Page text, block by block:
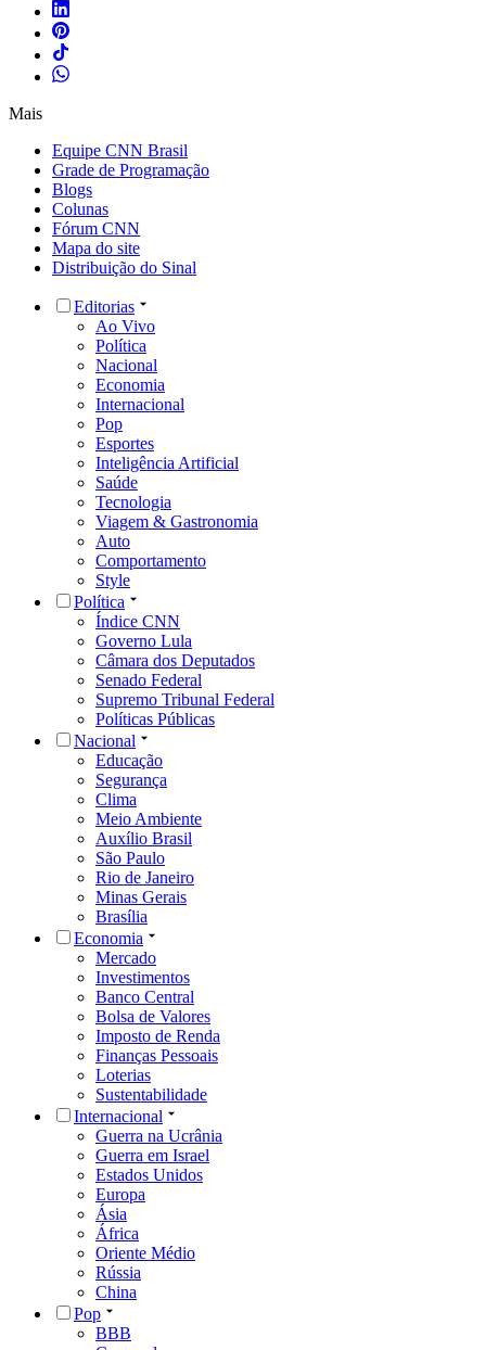
Mais
Equipe CNN Brasil
Grade de Programação
Blogs
Colunas
Fórum CNN
Mapa do site
Distribuição do Sinal
Editorias
Ao Vivo
Política
Nacional
Economia
Internacional
Pop
Esportes
Inteligência Artificial
Saúde
Tecnologia
Viagem & Gastronomia
Auto
Comportamento
Style
Política
Índice CNN
Governo Lula
Câmara dos Deputados
Senado Federal
Supremo Tribunal Federal
Políticas Públicas
Nacional
Educação
Segurança
Clima
Meio Ambiente
Auxílio Brasil
São Paulo
Rio de Janeiro
Minas Gerais
Brasília
Economia
Mercado
Investimentos
Banco Central
Bolsa de Valores
Imposto de Renda
Finanças Pessoais
Loterias
Sustentabilidade
Internacional
Guerra na Ucrânia
Guerra em Israel
Estados Unidos
Europa
Ásia
África
Oriente Médio
Rússia
China
Pop
BBB